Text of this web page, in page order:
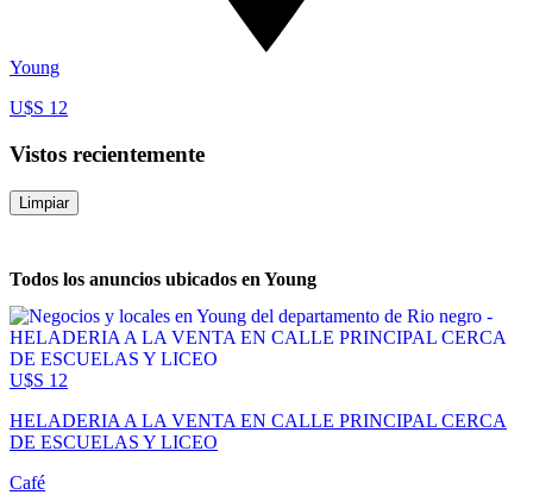
Young
U$S 12
Vistos recientemente
Limpiar
Todos los anuncios ubicados en Young
U$S 12
HELADERIA A LA VENTA EN CALLE PRINCIPAL CERCA
DE ESCUELAS Y LICEO
Café